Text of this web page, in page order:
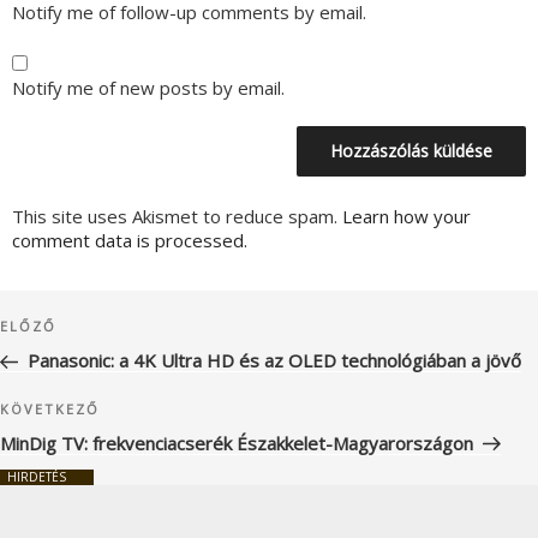
Notify me of follow-up comments by email.
Notify me of new posts by email.
This site uses Akismet to reduce spam. Learn how your
comment data is processed.
navigáció
Korábbi
bejegyzés
ELŐZŐ
Panasonic: a 4K Ultra HD és az OLED technológiában a jövő
Következő
bejegyzés
KÖVETKEZŐ
MinDig TV: frekvenciacserék Északkelet-Magyarországon
HIRDETÉS